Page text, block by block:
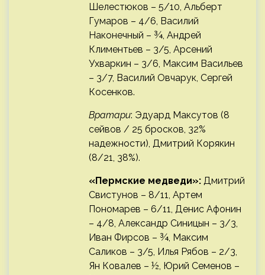
Шелестюков – 5/10, Альберт
Гумаров – 4/6, Василий
Наконечный – ¾, Андрей
Климентьев – 3/5, Арсений
Ухваркин – 3/6, Максим Васильев
– 3/7, Василий Овчарук, Сергей
Косенков.
Вратари: Эдуард Максутов (8
сейвов / 25 бросков, 32%
надежности), Дмитрий Корякин
(8/21, 38%).
«Пермские медведи»: Дмитрий
Свистунов – 8/11, Артем
Пономарев – 6/11, Денис Афонин
– 4/8, Александр Синицын – 3/3,
Иван Фирсов – ¾, Максим
Саликов – 3/5, Илья Рябов – 2/3,
Ян Ковалев – ½, Юрий Семенов –